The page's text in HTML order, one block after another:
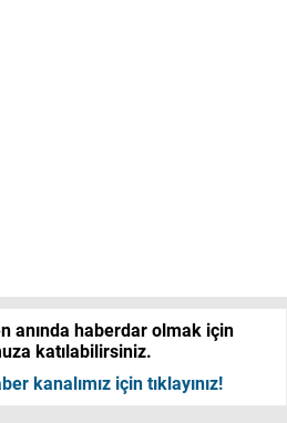
anında haberdar olmak için
katılabilirsiniz.
kanalımız için tıklayınız!